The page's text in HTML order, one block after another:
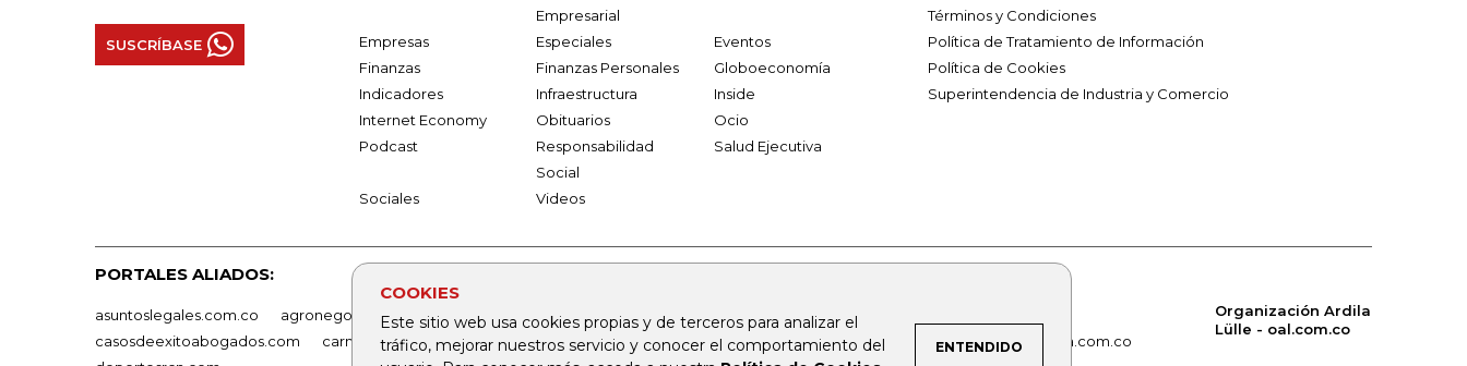
COOKIES
Este sitio web usa cookies propias y de terceros para analizar el
tráfico, mejorar nuestros servicio y conocer el comportamiento del
ENTENDIDO
SUSCRÍBASE
Empresarial
Empresas Especiales
Eventos
Finanzas
Finanzas Personales
Globoeconomía
Indicadores
Infraestructura
Inside
Internet Economy
Obituarios
Ocio
Podcast
Responsabilidad
Social
Salud Ejecutiva
Sociales Videos
Términos y Condiciones
Política de Tratamiento de Información
Política de Cookies
Superintendencia de Industria y Comercio
PORTALES ALIADOS:
asuntoslegales.com.co agronegocios.co empresas.larepublica.co firmasdeabogados.com
bolsaencolombia.com
casosdeexitoabogados.com
carnavalindustriacultural.com canalrcn.com rcnradio.com noticiasrcn.com lafm.com.co
alerta.com.co
Organización Ardila
Lülle - oal.com.co